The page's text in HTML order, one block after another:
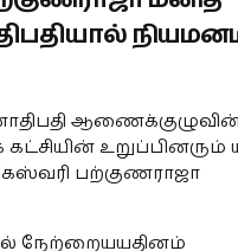
உறுப்பினரும்
பற்குணராஜா
நேற்றையயதினம்